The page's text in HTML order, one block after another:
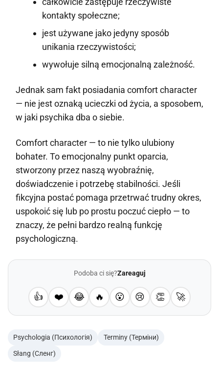
kontakty społeczne;
jest używane jako jedyny sposób
unikania rzeczywistości;
wywołuje silną emocjonalną zależność.
Jednak sam fakt posiadania comfort character
— nie jest oznaką ucieczki od życia, a sposobem,
w jaki psychika dba o siebie.
Comfort character — to nie tylko ulubiony
bohater. To emocjonalny punkt oparcia,
stworzony przez naszą wyobraźnię,
doświadczenie i potrzebę stabilności. Jeśli
fikcyjna postać pomaga przetrwać trudny okres,
uspokoić się lub po prostu poczuć ciepło — to
znaczy, że pełni bardzo realną funkcję
psychologiczną.
Podoba ci się?Zareaguj
👍 ❤️ 😂 🔥 😮 😢 👏 🚀
Psychologia (Психологія) Terminy (Терміни)
Słang (Сленг)